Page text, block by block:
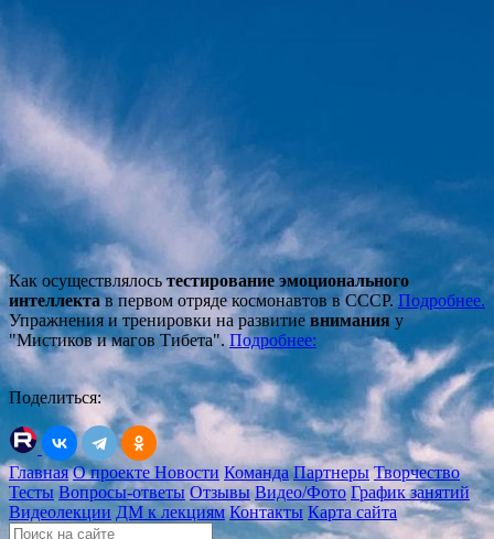
Как осуществлялосьтестирование эмоционального
интеллектав первом отряде космонавтов в СССР. Подробнее.
Упражнения и тренировки на развитие внимания у
"Мистиков и магов Тибета". Подробнее:
Поделиться:
Главная О проекте Новости Команда Партнеры Творчество
Тесты Вопросы-ответы Отзывы Видео/Фото График занятий
Видеолекции ДМ к лекциям Контакты Карта сайта